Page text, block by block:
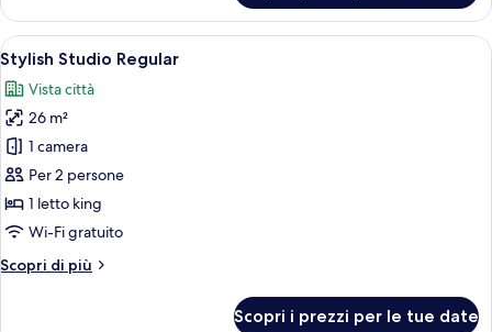
Studio
Apartment
Apri
tutte
le
foto
per
Stylish
Studio
Regular
Camera d'albergo moderna con un
20
Stylish Studio Regular
Vista città
26 m²
1 camera
Per 2 persone
1 letto king
Wi-Fi gratuito
Scopri di più
Altri
Scopri i prezzi per le tue date